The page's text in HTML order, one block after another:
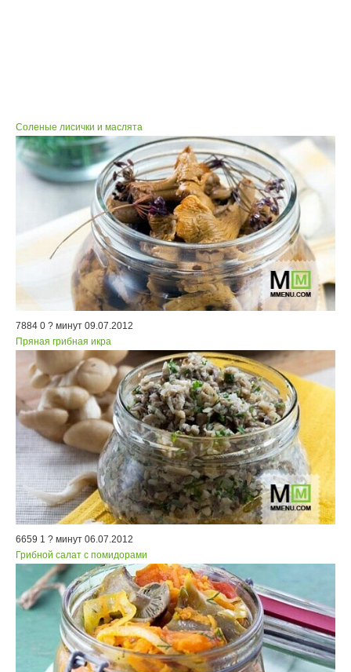
Соленые лисички и маслята
7884 0 ? минут 09.07.2012
Пряная грибная икра
6659 1 ? минут 06.07.2012
Грибной салат с помидорами